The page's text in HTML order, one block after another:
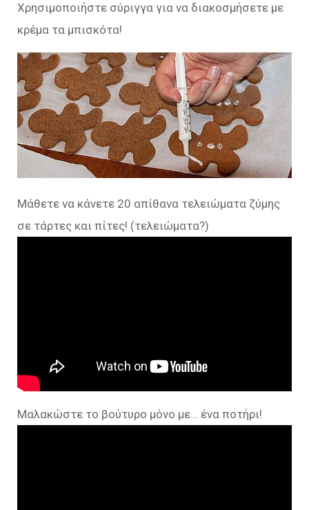
Χρησιμοποιήστε σύριγγα για να διακοσμήσετε με
κρέμα τα μπισκότα!
Μάθετε να κάνετε 20 απίθανα τελειώματα ζύμης
σε τάρτες και πίτες! (τελειώματα?)
Μαλακώστε το βούτυρο μόνο με… ένα ποτήρι!